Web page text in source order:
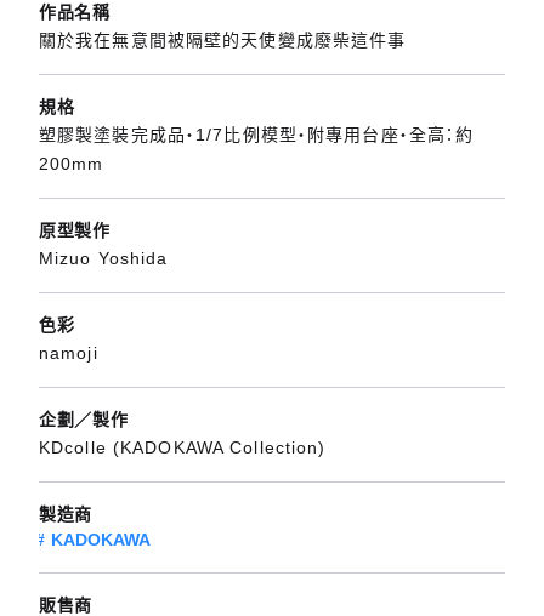
作品名稱
關於我在無意間被隔壁的天使變成廢柴這件事
規格
塑膠製塗裝完成品・1/7比例模型・附專用台座・全高：約
200mm
原型製作
Mizuo Yoshida
色彩
namoji
企劃／製作
KDcolle (KADOKAWA Collection)
製造商
KADOKAWA
販售商